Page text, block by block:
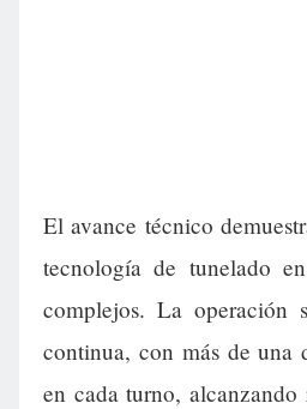
El avance técnico
tecnología de tunelado
complejos. La operación
continua, con más de una
en cada turno,